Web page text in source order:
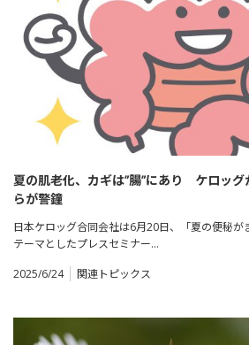
夏の肌老化、カギは”腸”にあり ケロッグ
らが警鐘
日本ケロッグ合同会社は6月20日、「夏の便秘が
テーマとしたプレスセミナー…
2025/6/24
関連トピックス